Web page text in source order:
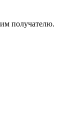
получателю.